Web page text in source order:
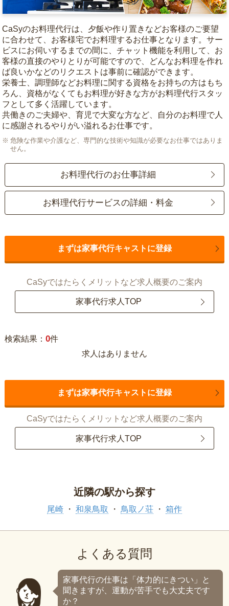
CaSyのお料理代行は、夕飯や作り置きなどお客様のご要望
に合わせて、お客様宅でお料理するお仕事となります。サー
ビスにお伺いするまでの間に、チャット機能を利用して、お
客様の直接のやりとりが可能ですので、どんなお料理を作れ
ば良いかなどのリクエストは事前に確認ができます。
栄養士、調理師などお料理に関する資格をお持ちの方はもち
ろん、資格がなくてもお料理が好きな方がお料理代行スタッ
フとして多く活躍しています。
共働きのご夫婦や、育児で大変な方など、自分のお料理で人
に感謝されるやりがい溢れるお仕事です。
危険な作業や介護など、専門的な技術や知識が必要なお仕事ではありま
せん。
お料理代行のお仕事詳細
お料理代行サービスの詳細・料金
まずは家事代行キャストに登録
CaSyではたらくメリットなど求人概要のご案内
家事代行求人TOP
検索結果： 0件
求人はありません
まずは家事代行キャストに登録
CaSyではたらくメリットなど求人概要のご案内
家事代行求人TOP
近隣の駅から探す
尾崎 和泉鳥取 鳥取ノ荘 箱作
よくある質問
家事代行の仕事は「体力的にきつい」と
聞きますが、運動が苦手でも大丈夫です
か？